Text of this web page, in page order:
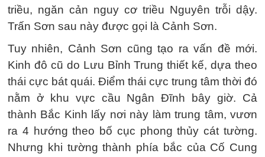
triều, ngăn cản nguy cơ triều Nguyên trỗi dậy.
Trấn Sơn sau này được gọi là Cảnh Sơn.
Tuy nhiên, Cảnh Sơn cũng tạo ra vấn đề mới.
Kinh đô cũ do Lưu Bỉnh Trung thiết kế, dựa theo
thái cực bát quái. Điểm thái cực trung tâm thời đó
nằm ở khu vực cầu Ngân Đĩnh bây giờ. Cả
thành Bắc Kinh lấy nơi này làm trung tâm, vươn
ra 4 hướng theo bố cục phong thủy cát tường.
Nhưng khi tường thành phía bắc của Cố Cung